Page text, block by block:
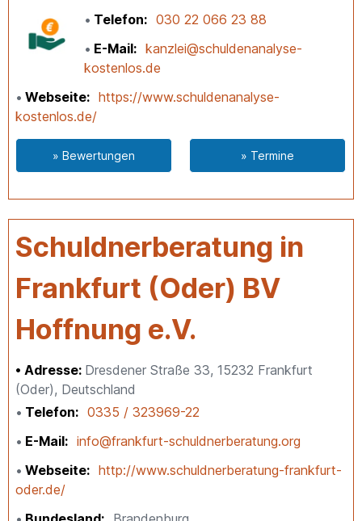
Telefon
030 22 066 23 88
E-Mail
kanzlei@schuldenanalyse-
kostenlos.de
Webseite
https://www.schuldenanalyse-
kostenlos.de/
» Bewertungen » Termine
Schuldnerberatung in
Frankfurt (Oder) BV
Hoffnung e.V.
Adresse: Dresdener Straße 33, 15232 Frankfurt
(Oder), Deutschland
Telefon
0335 / 323969-22
E-Mail
info@frankfurt-schuldnerberatung.org
Webseite
http://www.schuldnerberatung-frankfurt-
oder.de/